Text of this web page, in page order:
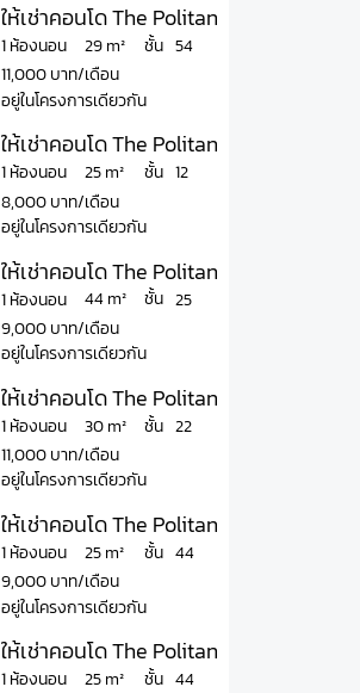
ให้เช่าคอนโด The Politan Aqua เดอะ โ
1 ห้องนอน
11,000 บาท/เดือน
ชั้น
29 m² 54
อยู่ในโครงการเดียวกัน
ให้เช่าคอนโด The Politan Aqua เดอะ โ
1 ห้องนอน
8,000 บาท/เดือน
ชั้น
25 m² 12
อยู่ในโครงการเดียวกัน
ให้เช่าคอนโด The Politan Aqua เดอะ โ
1 ห้องนอน
9,000 บาท/เดือน
ชั้น
44 m² 25
อยู่ในโครงการเดียวกัน
ให้เช่าคอนโด The Politan Aqua เดอะ โ
1 ห้องนอน
11,000 บาท/เดือน
ชั้น
30 m² 22
อยู่ในโครงการเดียวกัน
ให้เช่าคอนโด The Politan Aqua เดอะ โ
1 ห้องนอน
9,000 บาท/เดือน
ชั้น
25 m² 44
อยู่ในโครงการเดียวกัน
ให้เช่าคอนโด The Politan Aqua เดอะ โ
1 ห้องนอน
ชั้น
25 m² 44